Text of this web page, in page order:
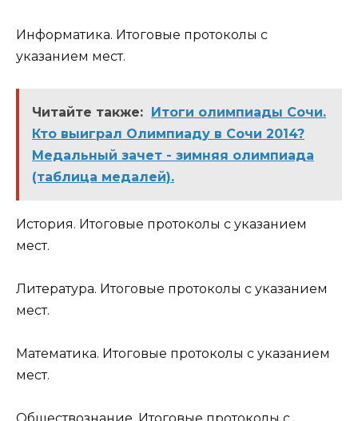
Информатика. Итоговые протоколы с
указанием мест.
Читайте также: Итоги олимпиады Сочи.
Кто выиграл Олимпиаду в Сочи 2014?
Медальный зачет - зимняя олимпиада
(таблица медалей).
История. Итоговые протоколы с указанием
мест.
Литература. Итоговые протоколы с указанием
мест.
Математика. Итоговые протоколы с указанием
мест.